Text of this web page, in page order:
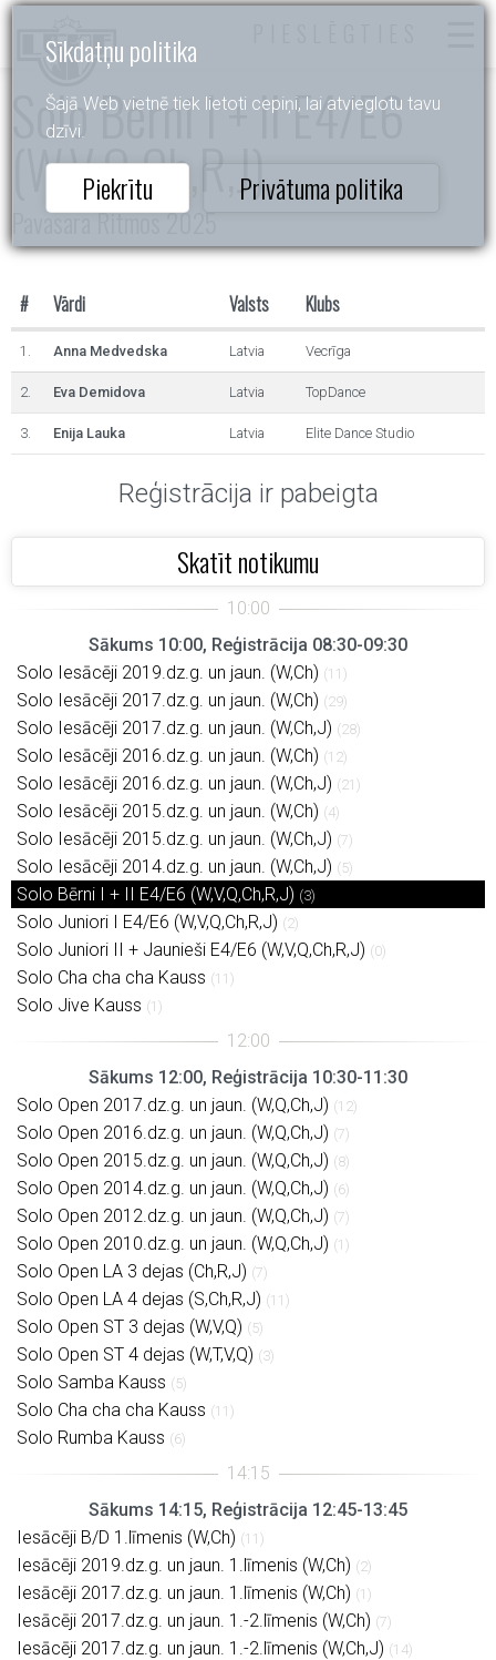
Sīkdatņu politika
Šajā Web vietnē tiek lietoti cepiņi, lai atvieglotu tavu
dzīvi.
Piekrītu Privātuma politika
Solo Bērni I + II E4/E6
(W,V,Q,Ch,R,J)
Pavasara Ritmos 2025
# Vārdi Valsts Klubs
1. Anna Medvedska Latvia Vecrīga
2. Eva Demidova Latvia TopDance
3. Enija Lauka Latvia Elite Dance Studio
Reģistrācija ir pabeigta
Skatīt notikumu
Sākums 10:00, Reģistrācija 08:30-09:30
Solo Iesācēji 2019.dz.g. un jaun. (W,Ch) (11)
Solo Iesācēji 2017.dz.g. un jaun. (W,Ch) (29)
Solo Iesācēji 2017.dz.g. un jaun. (W,Ch,J) (28)
Solo Iesācēji 2016.dz.g. un jaun. (W,Ch) (12)
Solo Iesācēji 2016.dz.g. un jaun. (W,Ch,J) (21)
Solo Iesācēji 2015.dz.g. un jaun. (W,Ch) (4)
Solo Iesācēji 2015.dz.g. un jaun. (W,Ch,J) (7)
Solo Iesācēji 2014.dz.g. un jaun. (W,Ch,J) (5)
Solo Bērni I + II E4/E6 (W,V,Q,Ch,R,J) (3)
Solo Juniori I E4/E6 (W,V,Q,Ch,R,J) (2)
Solo Juniori II + Jaunieši E4/E6 (W,V,Q,Ch,R,J) (0)
Solo Cha cha cha Kauss (11)
Solo Jive Kauss (1)
Sākums 12:00, Reģistrācija 10:30-11:30
Solo Open 2017.dz.g. un jaun. (W,Q,Ch,J) (12)
Solo Open 2016.dz.g. un jaun. (W,Q,Ch,J) (7)
Solo Open 2015.dz.g. un jaun. (W,Q,Ch,J) (8)
Solo Open 2014.dz.g. un jaun. (W,Q,Ch,J) (6)
Solo Open 2012.dz.g. un jaun. (W,Q,Ch,J) (7)
Solo Open 2010.dz.g. un jaun. (W,Q,Ch,J) (1)
Solo Open LA 3 dejas (Ch,R,J) (7)
Solo Open LA 4 dejas (S,Ch,R,J) (11)
Solo Open ST 3 dejas (W,V,Q) (5)
Solo Open ST 4 dejas (W,T,V,Q) (3)
Solo Samba Kauss (5)
Solo Cha cha cha Kauss (11)
Solo Rumba Kauss (6)
Sākums 14:15, Reģistrācija 12:45-13:45
Iesācēji B/D 1.līmenis (W,Ch) (11)
Iesācēji 2019.dz.g. un jaun. 1.līmenis (W,Ch) (2)
Iesācēji 2017.dz.g. un jaun. 1.līmenis (W,Ch) (1)
Iesācēji 2017.dz.g. un jaun. 1.-2.līmenis (W,Ch) (7)
Iesācēji 2017.dz.g. un jaun. 1.-2.līmenis (W,Ch,J) (14)